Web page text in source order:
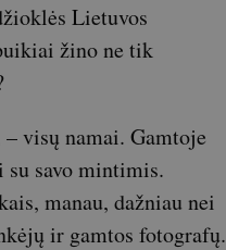
Lietuvos
žino ne tik
visų namai. Gamtoje
su savo mintimis.
manau, dažniau nei
ir gamtos fotografų.